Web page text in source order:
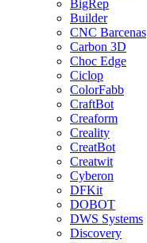
BigRep
Builder
CNC Barcenas
Carbon 3D
Choc Edge
Ciclop
ColorFabb
CraftBot
Creaform
Creality
CreatBot
Creatwit
Cyberon
DFKit
DOBOT
DWS Systems
Discovery